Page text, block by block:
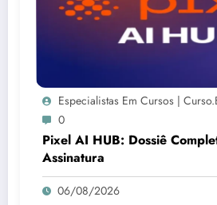
Especialistas Em Cursos |
0
Pixel AI HUB: Dossiê
Assinatura
06/08/2026